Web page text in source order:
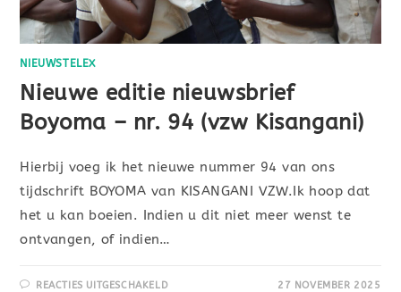
NIEUWSTELEX
Nieuwe editie nieuwsbrief
Boyoma – nr. 94 (vzw Kisangani)
Hierbij voeg ik het nieuwe nummer 94 van ons
tijdschrift BOYOMA van KISANGANI VZW.Ik hoop dat
het u kan boeien. Indien u dit niet meer wenst te
ontvangen, of indien…
REACTIES UITGESCHAKELD 27 NOVEMBER 2025